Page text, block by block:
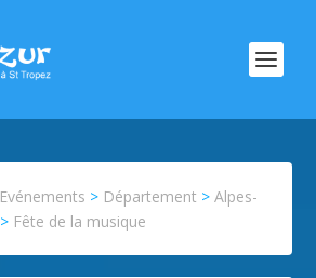
Evénements > Département >Alpes-
> Fête de la musique